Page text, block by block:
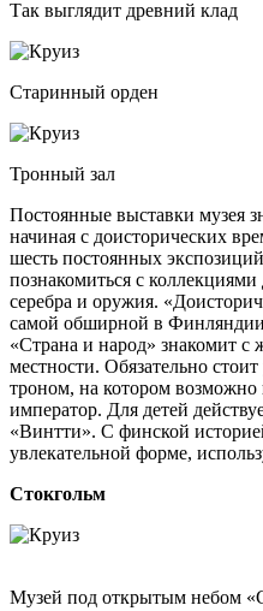
Так выглядит древний клад
Старинный орден
Тронный зал
Постоянные выставки музея
начиная с доисторических
шесть постоянных
познакомиться с коллекциями
серебра и оружия.
самой обширной в Финляндии
«Страна и народ» знакомит с
местности. Обязательно
троном, на котором возможно
император. Для детей
«Винтти». С финской
увлекательной форме,
Стокгольм
Музей под открытым небом